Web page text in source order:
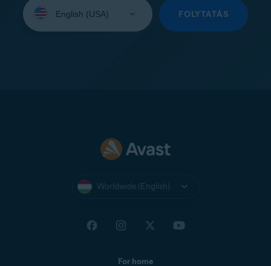
your
FOLYTATÁS
Worldwide (English)
For home